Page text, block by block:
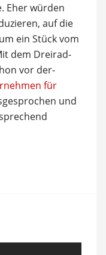
Eher würden
auf die
ein Stück vom
dem Dreirad-
vor der-
für
und